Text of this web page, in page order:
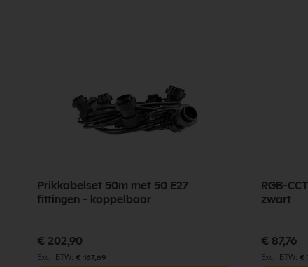
Prikkabelset 50m met 50 E27
fittingen - koppelbaar
€ 202,90
€ 167,69
RGB-
zwart
€ 87,76
€